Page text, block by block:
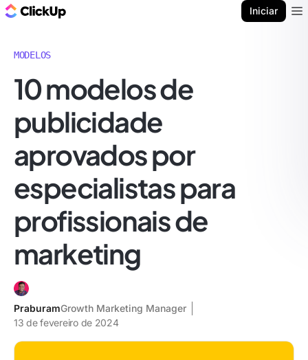
Iniciar
MODELOS
10 modelos de
publicidade
aprovados por
especialistas para
profissionais de
marketing
PraburamGrowth Marketing Manager
13 de fevereiro de 2024